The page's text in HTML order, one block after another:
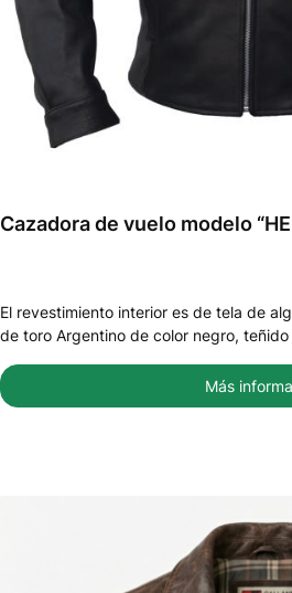
Cazadora de vuelo modelo
El revestimiento interior es de tela de
de toro Argentino de color negro, teñido
Más